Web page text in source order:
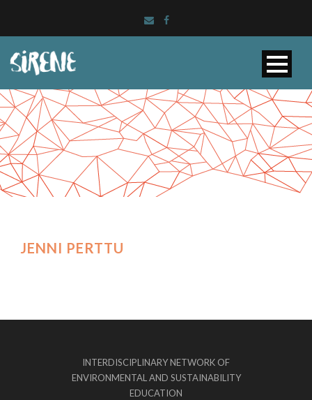
JENNI PERTTU
INTERDISCIPLINARY NETWORK OF
ENVIRONMENTAL AND SUSTAINABILITY
EDUCATION